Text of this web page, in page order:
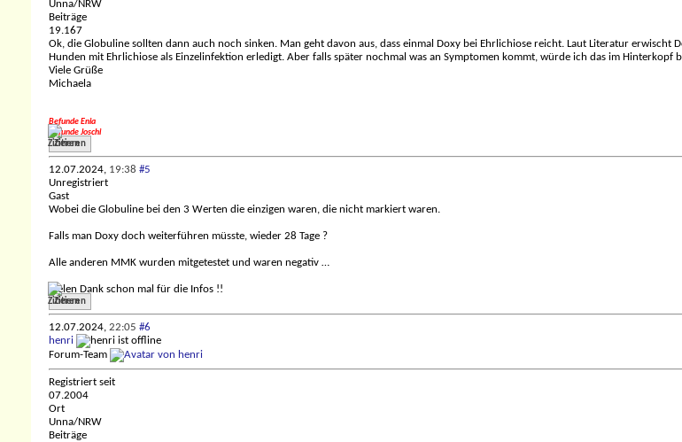
Unna/NRW
Beiträge
19.167
Ok, die Globuline sollten dann auch noch sinken. Man geht davon aus, dass einmal Doxy bei Ehrlichiose reicht. Laut Literatur
Hunden mit Ehrlichiose als Einzelinfektion erledigt. Aber falls später nochmal was an Symptomen kommt, würde ich das im Hinterkopf
Viele Grüße
Michaela
Befunde Enia
Befunde Joschi
Zitieren
12.07.2024, 19:38 #5
Unregistriert
Gast
Wobei die Globuline bei den 3 Werten die einzigen waren, die nicht markiert waren.
Falls man Doxy doch weiterführen müsste, wieder 28 Tage ?
Alle anderen MMK wurden mitgetestet und waren negativ …
Vielen Dank schon mal für die Infos !!
Zitieren
12.07.2024, 22:05 #6
henri
Forum-Team
Registriert seit
07.2004
Ort
Unna/NRW
Beiträge